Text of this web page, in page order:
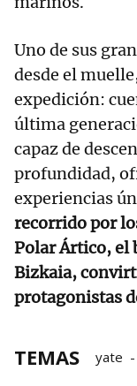
Uno de sus
desde el
expedición:
última
capaz de
profundidad,
experiencias
recorrido por
Polar Ártico, el
Bizkaia,
protagonistas
TEMAS yate